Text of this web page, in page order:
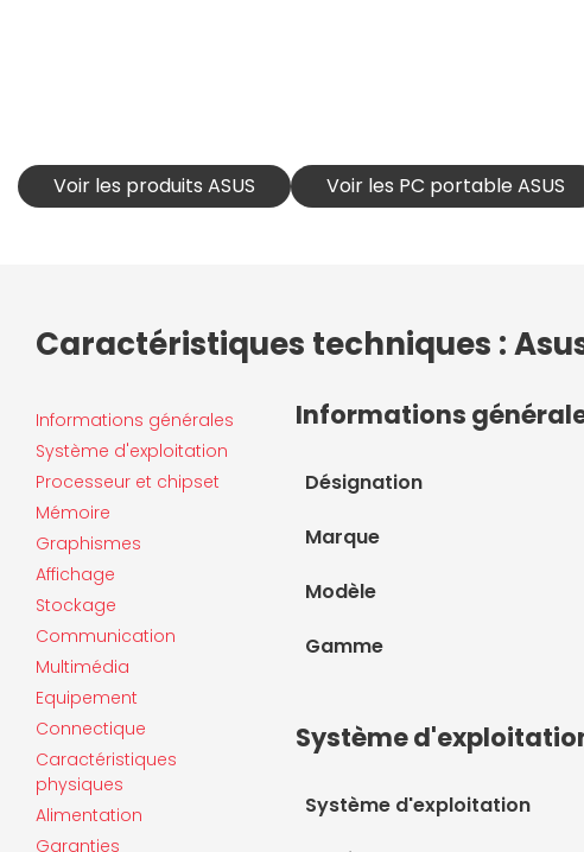
Voir les produits ASUS Voir les PC portable ASUS
Caractéristiques techniques : Asus
Informations générales
Système d'exploitation
Processeur et chipset
Mémoire
Graphismes
Affichage
Stockage
Communication
Multimédia
Equipement
Connectique
Caractéristiques
physiques
Alimentation
Garanties
Informations
Désignation
Marque
Modèle
Gamme
Système
Système d'exploitation